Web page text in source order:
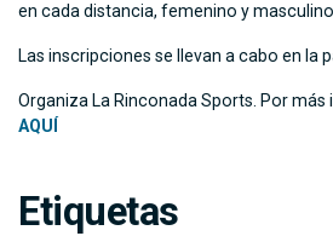
en cada distancia, femenino y masculino.
Las inscripciones se llevan a cabo en la
Organiza La Rinconada Sports. Por
AQUÍ
Etiquetas